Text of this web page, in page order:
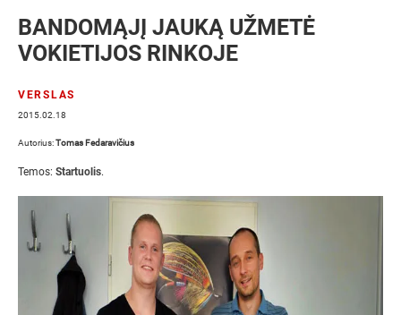
BANDOMĄJĮ JAUKĄ UŽMETĖ
VOKIETIJOS RINKOJE
VERSLAS
2015.02.18
Autorius:Tomas Fedaravičius
Temos: Startuolis.